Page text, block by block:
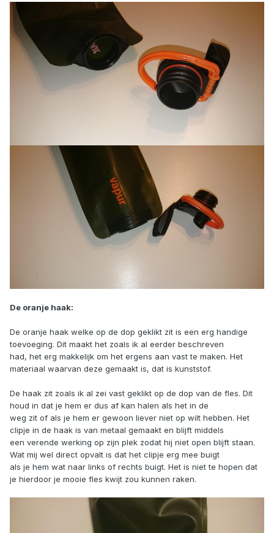
De oranje haak:
De oranje haak welke op de dop geklikt zit is een erg handige
toevoeging. Dit maakt het zoals ik al eerder beschreven
had, het erg makkelijk om het ergens aan vast te maken. Het
materiaal waarvan deze gemaakt is, dat is kunststof.
De haak zit zoals ik al zei vast geklikt op de dop van de fles. Dit
houd in dat je hem er dus af kan halen als het in de
weg zit of als je hem er gewoon liever niet op wilt hebben. Het
clipje in de haak is van metaal gemaakt en blijft middels
een verende werking op zijn plek zodat hij niet open blijft staan.
Wat mij wel direct opvalt is dat het clipje erg mee buigt
als je hem wat naar links of rechts buigt. Het is niet te hopen dat
je hierdoor je mooie fles kwijt zou kunnen raken.